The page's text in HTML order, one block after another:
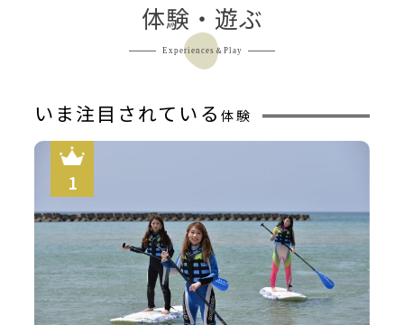
体験・遊ぶ
Experiences＆Play
いま注目されている 体験